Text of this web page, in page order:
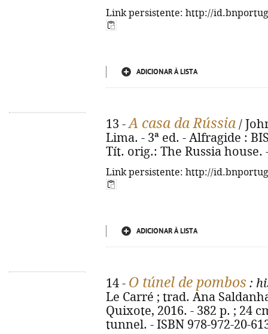
Link persistente: http://
ADICIONAR À LISTA
13 -A casa da Rússia /
Lima. - 3ª ed. - Alfragide :
Tít. orig.: The Russia house.
Link persistente: http://
ADICIONAR À LISTA
14 - O túnel de pombos :
Le Carré ; trad. Ana
Quixote, 2016. - 382 p. ; 24
tunnel. - ISBN 978-972-20-